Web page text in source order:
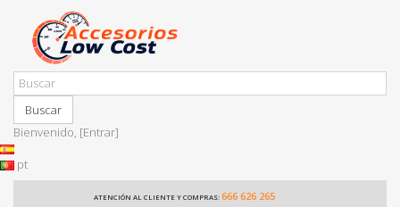
Buscar
Bienvenido, [Entrar]
pt
ATENCIÓN AL CLIENTE Y COMPRAS: 666 626 265